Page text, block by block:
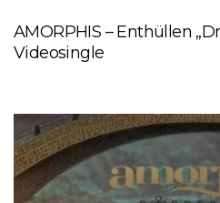
AMORPHIS – Enthüllen
Videosingle